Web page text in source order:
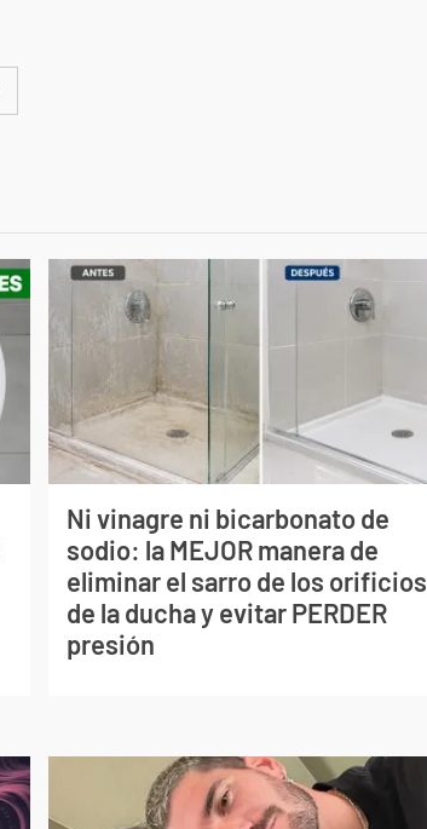
Ni vinagre ni bicarbonato de
sodio: la MEJOR manera de
eliminar el sarro de los orificios
de la ducha y evitar PERDER
presión